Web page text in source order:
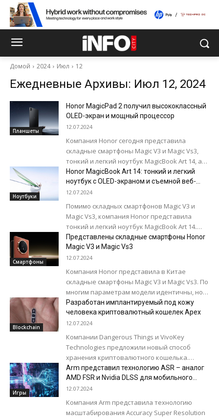
Домой 2024 Июл 12
Ежедневные Архивы: Июл 12, 2024
Планшеты
Honor MagicPad 2 получил высококлассный
OLED-экран и мощный процессор
12.07.2024
Компания Honor сегодня представила
складные смартфоны Magic V3 и Magic Vs3,
тонкий и легкий ноутбук MagicBook Art 14, а
также новый флагманский планшет
MagicPad...
Ноутбуки
Honor MagicBook Art 14: тонкий и легкий
ноутбук с OLED-экраном и съемной веб-
камерой
12.07.2024
Помимо складных смартфонов Magic V3 и
Magic Vs3, компания Honor представила
тонкий и легкий ноутбук MagicBook Art 14.
Модель получила корпус из алюминиевого
сплава...
Смартфоны
Представлены складные смартфоны Honor
Magic V3 и Magic Vs3
12.07.2024
Компания Honor представила в Китае
складные смартфоны Magic V3 и Magic Vs3. По
многим параметрам модели идентичны, но
есть несколько различий. Honor Magic V3,
по...
Blockchain
Разработан имплантируемый под кожу
человека криптовалютный кошелек Apex
12.07.2024
Компании Dangerous Things и VivoKey
Technologies предложили новый способ
хранения криптовалютного кошелька.
Имплантируемый под кожу чип под
названием Apex позволяет безопасно
хранить и отправлять...
Игры
Arm представил технологию ASR – аналог
AMD FSR и Nvidia DLSS для мобильного
гейминга
12.07.2024
Компания Arm представила технологию
масштабирования Accuracy Super Resolution